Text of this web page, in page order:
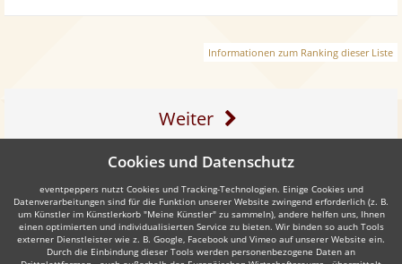
Informationen zum Ranking dieser Liste
Weiter
Auch interessant:
Cookies und Datenschutz
eventpeppers nutzt Cookies und Tracking-Technologien. Einige Cookies und
Datenverarbeitungen sind für die Funktion unserer Website zwingend erforderlich (z. B.
um Künstler im Künstlerkorb "Meine Künstler" zu sammeln), andere helfen uns, Ihnen
einen optimierten und individualisierten Service zu bieten. Wir binden so auch Tools
externer Dienstleister wie z. B. Google, Facebook und Vimeo auf unserer Website ein.
Durch die Einbindung dieser Tools werden personenbezogene Daten an